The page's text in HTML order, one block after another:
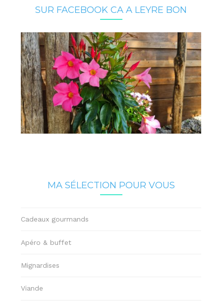
SUR FACEBOOK CA A LEYRE BON
MA SÉLECTION POUR VOUS
Cadeaux gourmands
Apéro & buffet
Mignardises
Viande